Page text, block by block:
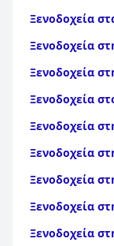
Ξενοδοχεία
Ξενοδοχεία
Ξενοδοχεία
Ξενοδοχεία
Ξενοδοχεία
Ξενοδοχεία
Ξενοδοχεία
Ξενοδοχεία
Ξενοδοχεία